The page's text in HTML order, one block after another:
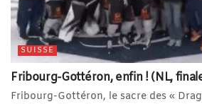
SUISSE
Fribourg-Gottéron, enfin ! (NL,
Fribourg-Gottéron, le sacre des «